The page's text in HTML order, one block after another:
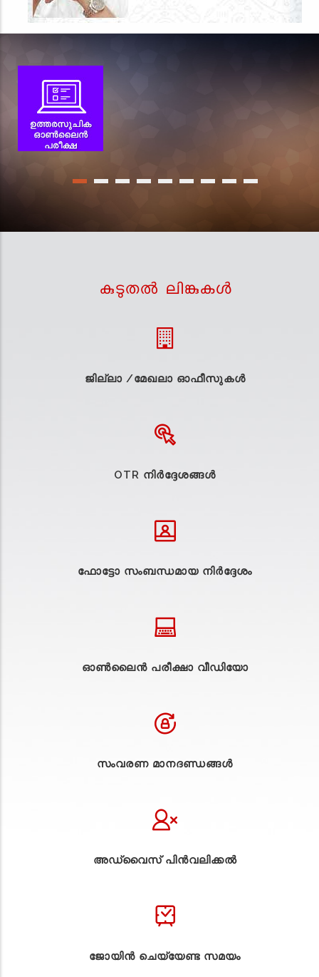
കുടുതല്‍ ലിങ്കുകള്‍
ജില്ലാ /മേഖലാ ഓഫീസുകള്‍
OTR നിർദ്ദേശങ്ങൾ
ഫോട്ടോ സംബന്ധമായ നിർദ്ദേശം
ഓൺലൈൻ പരീക്ഷാ വീഡിയോ
സംവരണ മാനദണ്ഡങ്ങൾ
അഡ്വൈസ് പിൻവലിക്കൽ
ജോയിൻ ചെയ്യേണ്ട സമയം